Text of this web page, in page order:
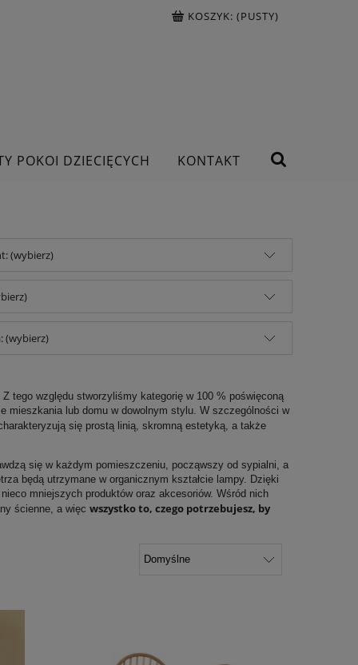
KOSZYK: (PUSTY)
POKOI DZIECIĘCYCH
KONTAKT
(wybierz)
(wybierz)
tego względu stworzyliśmy kategorię w 100 % poświęconą
mieszkania lub domu w dowolnym stylu. W szczególności w
się prostą linią, skromną estetyką, a także
się w każdym pomieszczeniu, począwszy od sypialni, a
będą utrzymane w organicznym kształcie lampy. Dzięki
mniejszych produktów oraz akcesoriów. Wśród nich
ścienne, a więc wszystko to, czego potrzebujesz, by